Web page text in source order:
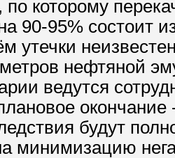
которому
90-95% состоит
утечки
нефтяной
ведутся
будут
минимизацию